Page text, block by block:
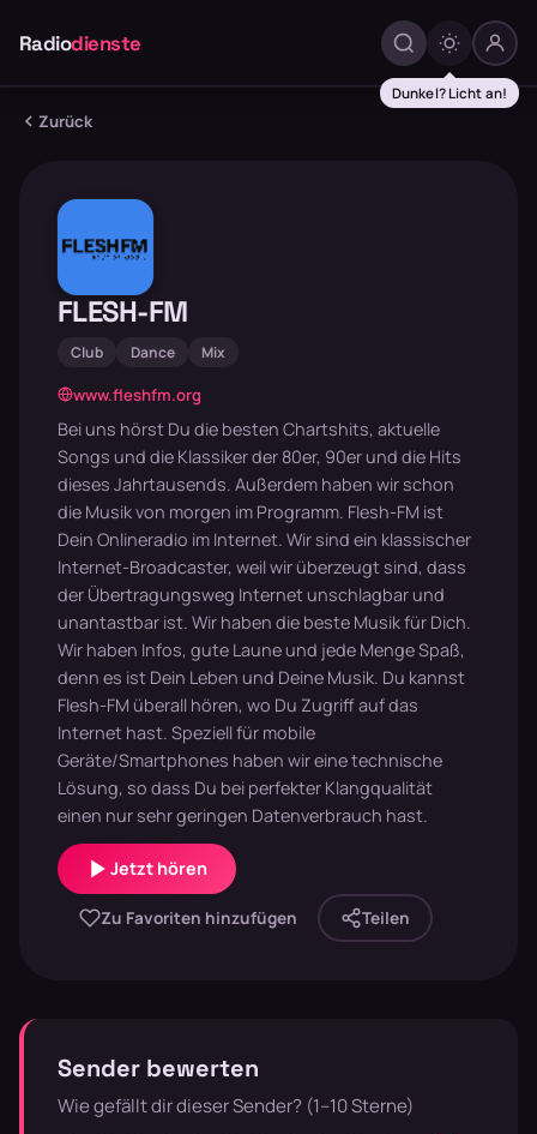
Radiodienste
Dunkel? Licht an!
Zurück
FLESH-FM
Club Dance Mix
www.fleshfm.org
Bei uns hörst Du die besten Chartshits, aktuelle
Songs und die Klassiker der 80er, 90er und die Hits
dieses Jahrtausends. Außerdem haben wir schon
die Musik von morgen im Programm. Flesh-FM ist
Dein Onlineradio im Internet. Wir sind ein klassischer
Internet-Broadcaster, weil wir überzeugt sind, dass
der Übertragungsweg Internet unschlagbar und
unantastbar ist. Wir haben die beste Musik für Dich.
Wir haben Infos, gute Laune und jede Menge Spaß,
denn es ist Dein Leben und Deine Musik. Du kannst
Flesh-FM überall hören, wo Du Zugriff auf das
Internet hast. Speziell für mobile
Geräte/Smartphones haben wir eine technische
Lösung, so dass Du bei perfekter Klangqualität
einen nur sehr geringen Datenverbrauch hast.
Jetzt hören
Zu Favoriten hinzufügen Teilen
Sender bewerten
Wie gefällt dir dieser Sender? (1–10 Sterne)